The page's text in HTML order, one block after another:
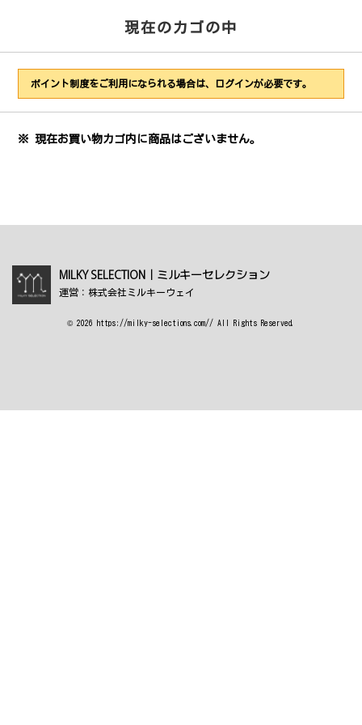
現在のカゴの中
ポイント制度をご利用になられる場合は、ログインが必要です。
※ 現在お買い物カゴ内に商品はございません。
MILKY SELECTION｜ミルキーセレクション
運営：株式会社ミルキーウェイ
© 2026 https://milky-selections.com// All Rights Reserved.